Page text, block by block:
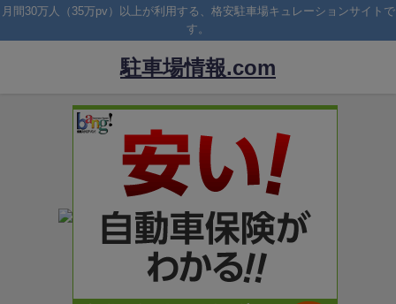
月間30万人（35万pv）以上が利用する、格安駐車場キュレーションサイトで
す。
駐車場情報.com